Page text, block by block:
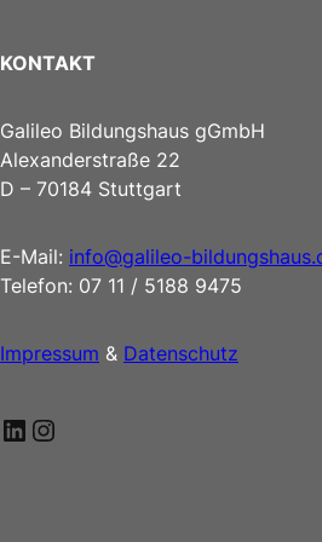
KONTAKT
Galileo Bildungshaus gGmbH
Alexanderstraße 22
D – 70184 Stuttgart
E-Mail: info@galileo-
Telefon: 07 11 / 5188 9475
Impressum & Datenschutz
LinkedIn Instagram